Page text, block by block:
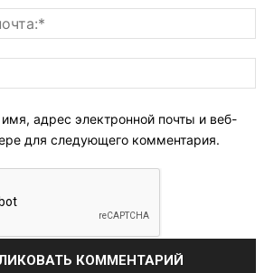
адрес электронной почты и веб-
для следующего комментария.